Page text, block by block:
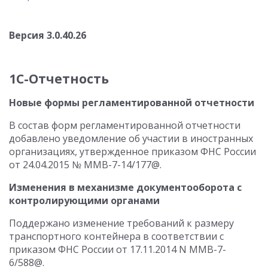
Версия 3.0.40.26
1С-Отчетность
Новые формы регламентированной отчетности
В состав форм регламентированной отчетности
добавлено уведомление об участии в иностранных
организациях, утвержденное приказом ФНС России
от 24.04.2015 № ММВ-7-14/177@.
Изменения в механизме документооборота с
контролирующими органами
Поддержано изменение требований к размеру
транспортного контейнера в соответствии с
приказом ФНС России от 17.11.2014 N ММВ-7-
6/588@.